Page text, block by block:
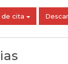
de cita